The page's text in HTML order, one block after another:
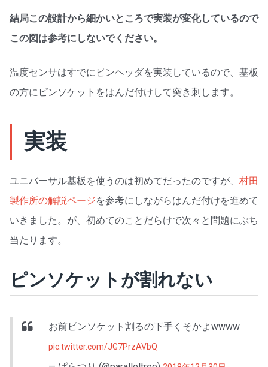
結局この設計から細かいところで実装が変化しているので
この図は参考にしないでください。
温度センサはすでにピンヘッダを実装しているので、基板
の方にピンソケットをはんだ付けして突き刺します。
実装
ユニバーサル基板を使うのは初めてだったのですが、 村田
製作所の解説ページを参考にしながらはんだ付けを進めて
いきました。が、初めてのことだらけで次々と問題にぶち
当たります。
ピンソケットが割れない
お前ピンソケット割るの下手くそかよwwww
pic.twitter.com/JG7PrzAVbQ